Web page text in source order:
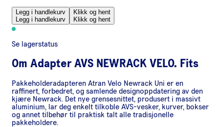
Legg i handlekurv
Legg i handlekurv
Klikk og hent
Klikk og hent
Se lagerstatus
Om Adapter AVS NEWRACK VELO. Fits
Pakkeholderadapteren Atran Velo Newrack Uni er en
raffinert, forbedret, og samlende designoppdatering av den
kjære Newrack. Det nye grensesnittet, produsert i massivt
aluminium, lar deg enkelt tilkoble AVS-vesker, kurver, bokser
og annet tilbehør til praktisk talt alle tradisjonelle
pakkeholdere.